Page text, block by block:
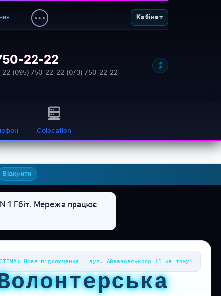
Кабінет
22-22
22·(095) 750-22-22·(073) 750-22-22
Colocation
Відкрити
1 Гбіт. Мережа працює
Нове підключення — вул. Айвазовського (1 хв тому)